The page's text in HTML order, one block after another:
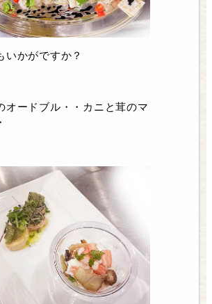
いかがですか？
オードブル・・カニと茸のマ